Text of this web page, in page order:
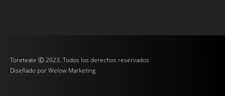
Toreteate Ⓒ 2023. Todos los derechos reservados
Diseñado porWelow Marketing